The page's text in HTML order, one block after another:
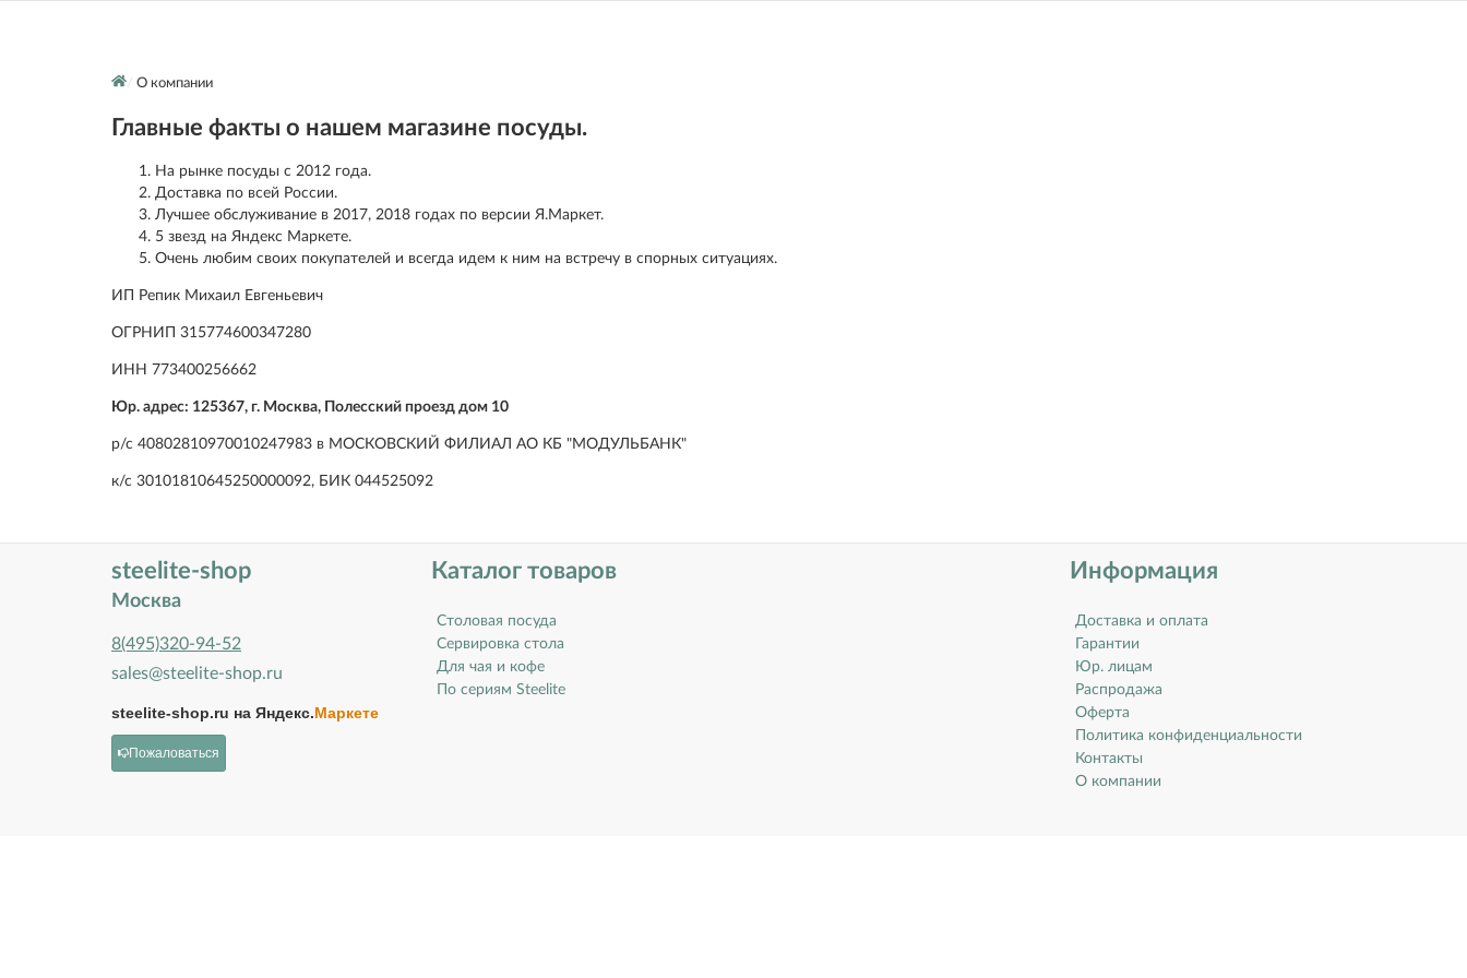
О компании
Главные факты о нашем магазине посуды.
На рынке посуды с 2012 года.
Доставка по всей России.
Лучшее обслуживание в 2017, 2018 годах по версии Я.Маркет.
5 звезд на Яндекс Маркете.
Очень любим своих покупателей и всегда идем к ним на встречу в спорных ситуациях.
ИП Репик Михаил Евгеньевич
ОГРНИП 315774600347280
ИНН 773400256662
Юр. адрес: 125367, г. Москва, Полесский проезд дом 10
р/с 40802810970010247983 в МОСКОВСКИЙ ФИЛИАЛ АО КБ "МОДУЛЬБАНК"
к/с 30101810645250000092, БИК 044525092
steelite-shop
Москва
8(495)320-94-52
sales@steelite-shop.ru
steelite-shop.ru на Яндекс.Маркете
Пожаловаться
Каталог товаров
Столовая посуда
Сервировка стола
Для чая и кофе
По сериям Steelite
Информация
Доставка и оплата
Гарантии
Юр. лицам
Распродажа
Оферта
Политика конфиденциальности
Контакты
О компании